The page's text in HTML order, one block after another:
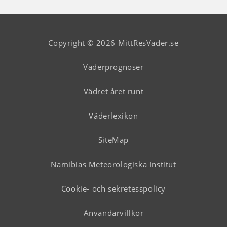
Copyright © 2026 MittResVader.se
Väderprognoser
Vädret året runt
Väderlexikon
SiteMap
Namibias Meteorologiska Institut
Cookie- och sekretesspolicy
Användarvillkor